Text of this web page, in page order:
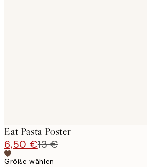
Eat Pasta Poster
6,50 €13 €
Größe wählen